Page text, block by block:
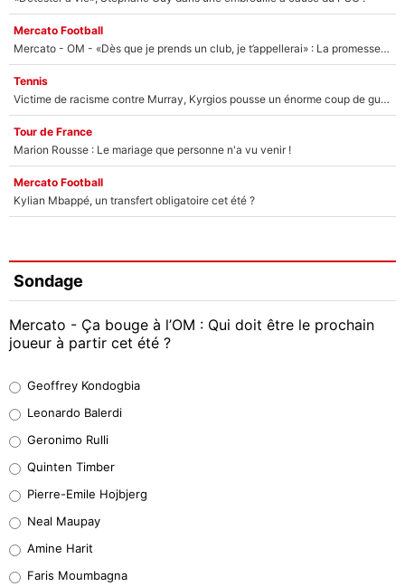
Mercato Football
Mercato - OM - «Dès que je prends un club, je t’appellerai» : La promesse de Marcelino au moment de claquer la porte
Tennis
Victime de racisme contre Murray, Kyrgios pousse un énorme coup de gueule !
Tour de France
Marion Rousse : Le mariage que personne n'a vu venir !
Mercato Football
Kylian Mbappé, un transfert obligatoire cet été ?
Sondage
Mercato - Ça bouge à l’OM : Qui doit être le prochain
joueur à partir cet été ?
38%
32%
5%
1%
Geoffrey Kondogbia
Leonardo Balerdi
Geronimo Rulli
Quinten Timber
Pierre-Emile Hojbjerg
Neal Maupay
Amine Harit
Faris Moumbagna